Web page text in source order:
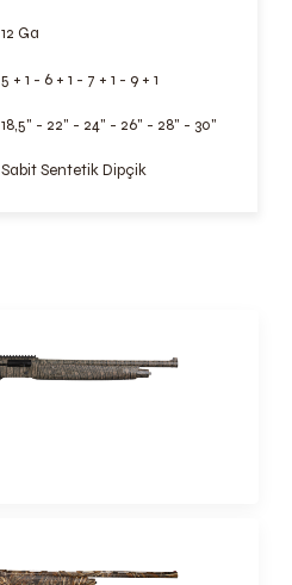
12 Ga
5 + 1 - 6 + 1 - 7 + 1 - 9 + 1
18,5" - 22" - 24" - 26" - 28" - 30"
Sabit Sentetik Dipçik